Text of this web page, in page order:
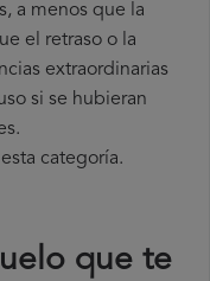
a menos que la
el retraso o la
extraordinarias
si se hubieran
categoría.
que te